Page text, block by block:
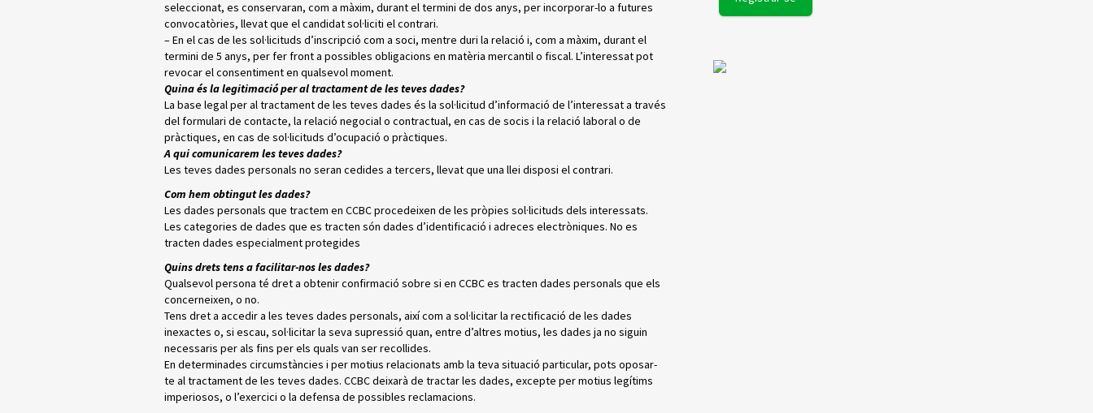
seleccionat, es conservaran, com a màxim, durant el termini de dos anys, per incorporar-lo a futures
convocatòries, llevat que el candidat sol·liciti el contrari.
– En el cas de les sol·licituds d’inscripció com a soci, mentre duri la relació i, com a màxim, durant el
termini de 5 anys, per fer front a possibles obligacions en matèria mercantil o fiscal. L’interessat pot
revocar el consentiment en qualsevol moment.
Quina és la legitimació per al tractament de les teves dades?
La base legal per al tractament de les teves dades és la sol·licitud d’informació de l’interessat a través
del formulari de contacte, la relació negocial o contractual, en cas de socis i la relació laboral o de
pràctiques, en cas de sol·licituds d’ocupació o pràctiques.
A qui comunicarem les teves dades?
Les teves dades personals no seran cedides a tercers, llevat que una llei disposi el contrari.
Com hem obtingut les dades?
Les dades personals que tractem en CCBC procedeixen de les pròpies sol·licituds dels interessats.
Les categories de dades que es tracten són dades d’identificació i adreces electròniques. No es
tracten dades especialment protegides
Quins drets tens a facilitar-nos les dades?
Qualsevol persona té dret a obtenir confirmació sobre si en CCBC es tracten dades personals que els
concerneixen, o no.
Tens dret a accedir a les teves dades personals, així com a sol·licitar la rectificació de les dades
inexactes o, si escau, sol·licitar la seva supressió quan, entre d’altres motius, les dades ja no siguin
necessaris per als fins per els quals van ser recollides.
En determinades circumstàncies i per motius relacionats amb la teva situació particular, pots oposar-
te al tractament de les teves dades. CCBC deixarà de tractar les dades, excepte per motius legítims
imperiosos, o l’exercici o la defensa de possibles reclamacions.